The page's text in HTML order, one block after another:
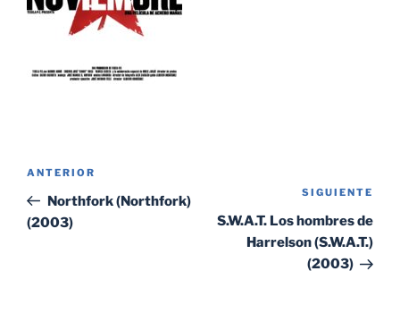
entradas
Entrada
anterior:
ANTERIOR
Northfork (Northfork)
(2003)
SIGUIENTE
S.W.A.T. Los hombres de
Harrelson (S.W.A.T.)
(2003)